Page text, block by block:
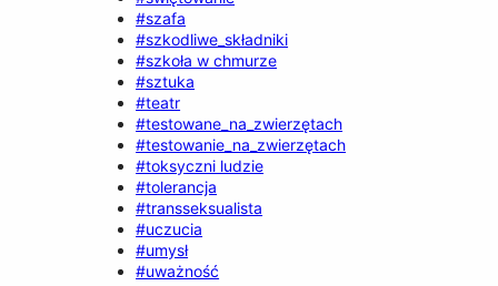
#szafa
#szkodliwe_składniki
#szkoła w chmurze
#sztuka
#teatr
#testowane_na_zwierzętach
#testowanie_na_zwierzętach
#toksyczni ludzie
#tolerancja
#transseksualista
#uczucia
#umysł
#uważność